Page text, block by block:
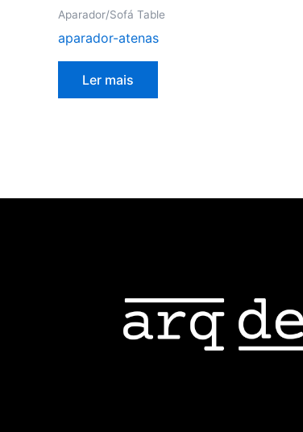
Aparador/Sofá Table
aparador-atenas
Ler mais